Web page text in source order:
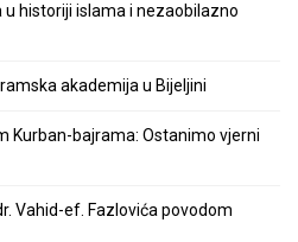
u historiji islama i nezaobilazno
akademija u Bijeljini
Kurban-bajrama: Ostanimo vjerni
Vahid-ef. Fazlovića povodom